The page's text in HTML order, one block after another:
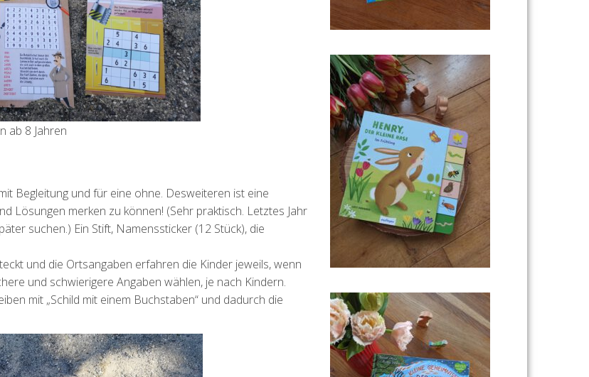
ab 8 Jahren
Begleitung und für eine ohne. Desweiteren ist eine
Lösungen merken zu können! (Sehr praktisch. Letztes Jahr
suchen.) Ein Stift, Namenssticker (12 Stück), die
und die Ortsangaben erfahren die Kinder jeweils, wenn
und schwierigere Angaben wählen, je nach Kindern.
mit „Schild mit einem Buchstaben“ und dadurch die